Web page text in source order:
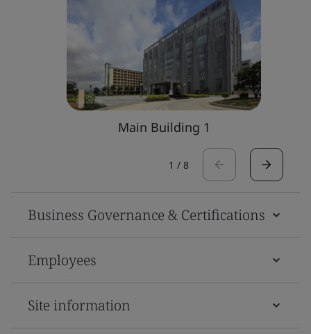
Main Building 1
1 / 8
Business Governance & Certifications
Employees
Site information